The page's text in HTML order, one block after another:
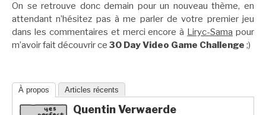
On se retrouve donc demain pour un nouveau thème, en
attendant n’hésitez pas à me parler de votre premier jeu
dans les commentaires et merci encore à Liryc-Sama pour
m’avoir fait découvrir ce 30 Day Video Game Challenge ;)
À propos Articles récents
Quentin Verwaerde